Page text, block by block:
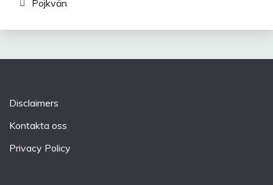
Pojkvän
Disclaimers
Kontakta oss
Privacy Policy